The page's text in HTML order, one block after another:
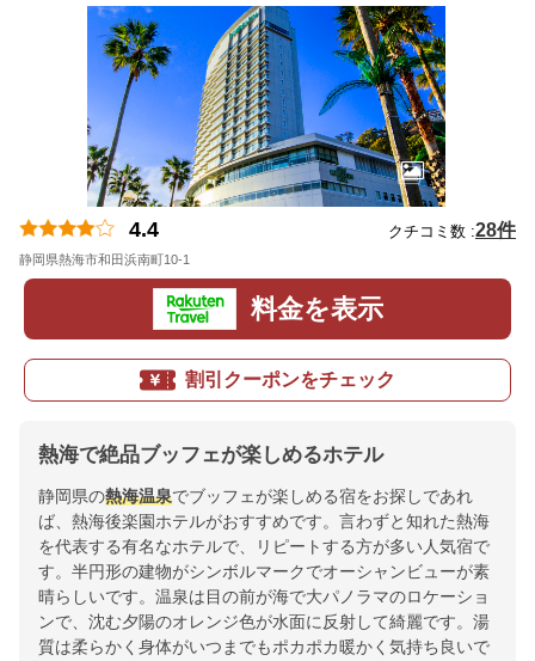
4.4 クチコミ数 :28件
静岡県熱海市和田浜南町10-1
料金を表示
割引クーポンをチェック
熱海で絶品ブッフェが楽しめるホテル
静岡県の熱海温泉でブッフェが楽しめる宿をお探しであれ
ば、熱海後楽園ホテルがおすすめです。言わずと知れた熱海
を代表する有名なホテルで、リピートする方が多い人気宿で
す。半円形の建物がシンボルマークでオーシャンビューが素
晴らしいです。温泉は目の前が海で大パノラマのロケーショ
ンで、沈む夕陽のオレンジ色が水面に反射して綺麗です。湯
質は柔らかく身体がいつまでもポカポカ暖かく気持ち良いで